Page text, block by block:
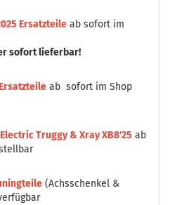
Ersatzteile ab sofort im
sofort lieferbar!
ab sofort im Shop
Truggy & Xray XB8'25 ab
(Achsschenkel &